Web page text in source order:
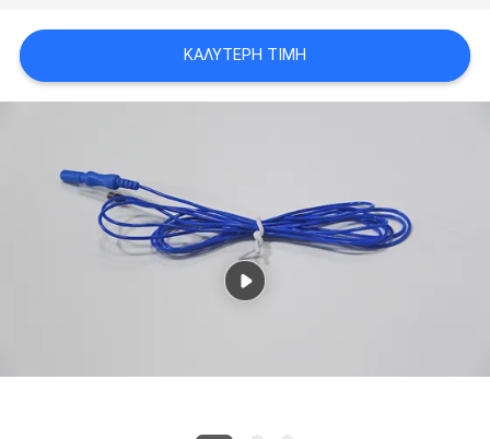
PRIVACY
ΚΑΛΎΤΕΡΗ ΤΙΜΉ